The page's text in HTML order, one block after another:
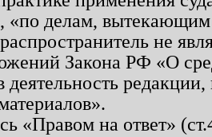
делам, вытекающим
не
Закона РФ «О
деятельность
«Правом на ответ»